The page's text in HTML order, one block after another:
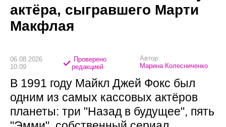
актёра, сыгравшего Марти
Макфлая
06.08.2026
10:09
Проверено
редакцией
Автор:
Марина Колесниченко
В 1991 году Майкл Джей Фокс был
одним из самых кассовых актёров
планеты: три "Назад в будущее", пять